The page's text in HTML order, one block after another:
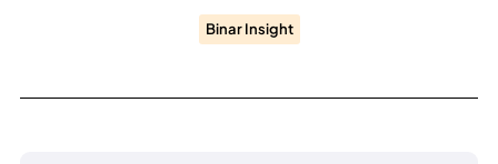
Binar Insight